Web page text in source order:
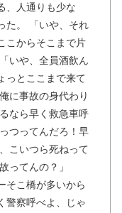
、人通りも少な
た。 「いや、それ
こからそこまで片
いや、全員酒飲ん
っとここまで来て
に事故の身代わり
なら早く救急車呼
つってんだろ！早
こいつら死ねって
ってんの？」
そこ橋が多いから
警察呼べよ、じゃ